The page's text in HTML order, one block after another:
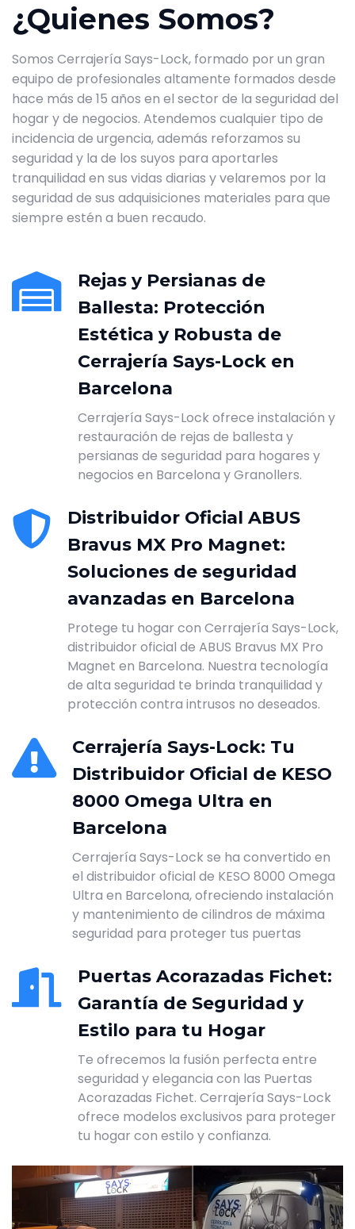
¿Quienes Somos?
Somos Cerrajería Says-Lock, formado por un gran
equipo de profesionales altamente formados desde
hace más de 15 años en el sector de la seguridad del
hogar y de negocios. Atendemos cualquier tipo de
incidencia de urgencia, además reforzamos su
seguridad y la de los suyos para aportarles
tranquilidad en sus vidas diarias y velaremos por la
seguridad de sus adquisiciones materiales para que
siempre estén a buen recaudo.
Rejas y Persianas de
Ballesta: Protección
Estética y Robusta de
Cerrajería Says-Lock en
Barcelona
Cerrajería Says-Lock ofrece instalación y
restauración de rejas de ballesta y
persianas de seguridad para hogares y
negocios en Barcelona y Granollers.
Distribuidor Oficial ABUS
Bravus MX Pro Magnet:
Soluciones de seguridad
avanzadas en Barcelona
Protege tu hogar con Cerrajería Says-Lock,
distribuidor oficial de ABUS Bravus MX Pro
Magnet en Barcelona. Nuestra tecnología
de alta seguridad te brinda tranquilidad y
protección contra intrusos no deseados.
Cerrajería Says-Lock: Tu
Distribuidor Oficial de KESO
8000 Omega Ultra en
Barcelona
Cerrajería Says-Lock se ha convertido en
el distribuidor oficial de KESO 8000 Omega
Ultra en Barcelona, ofreciendo instalación
y mantenimiento de cilindros de máxima
seguridad para proteger tus puertas
Puertas Acorazadas Fichet:
Garantía de Seguridad y
Estilo para tu Hogar
Te ofrecemos la fusión perfecta entre
seguridad y elegancia con las Puertas
Acorazadas Fichet. Cerrajería Says-Lock
ofrece modelos exclusivos para proteger
tu hogar con estilo y confianza.